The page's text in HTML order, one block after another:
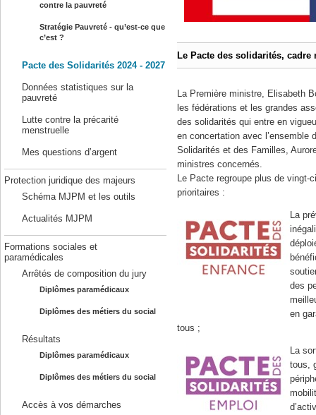
contre la pauvreté
Stratégie Pauvreté - qu’est-ce que
c’est ?
Pacte des Solidarités 2024 - 2027
Données statistiques sur la
pauvreté
Lutte contre la précarité
menstruelle
Mes questions d’argent
Protection juridique des majeurs
Schéma MJPM et les outils
Actualités MJPM
Formations sociales et
paramédicales
Arrêtés de composition du jury
Diplômes paramédicaux
Diplômes des métiers du social
Résultats
Diplômes paramédicaux
Diplômes des métiers du social
Accès à vos démarches
Le Pacte des solidarités, cadre
La Première ministre, Elisabeth
les fédérations et les grandes
des solidarités qui entre en
en concertation avec l’ensemble
Solidarités et des Familles,
ministres concernés.
Le Pacte regroupe plus de vingt-
prioritaires :
La
des
en
tous ;
La
tous,